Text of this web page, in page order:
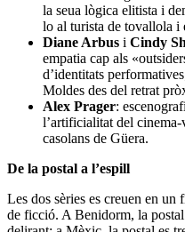
la seua lògica elitista i
lo al turista de tovallola i
Diane Arbus i Cindy
empatia cap als
d’identitats
Moldes des del retrat
Alex Prager:
l’artificialitat del
casolans de Güera.
De la postal a l’espill
Les dos sèries es creuen en
de ficció. A Benidorm, la